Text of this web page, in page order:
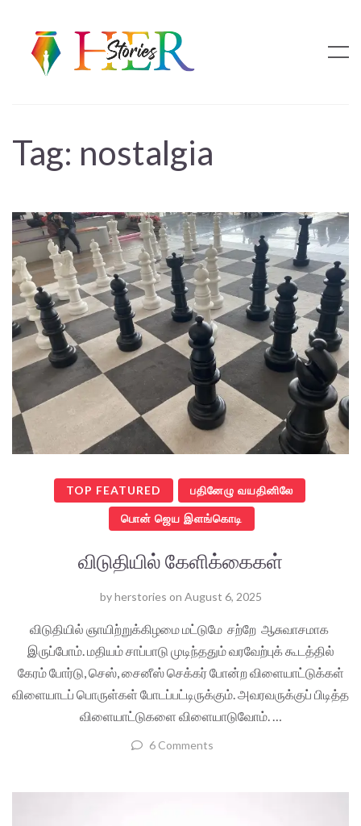
Tag: nostalgia
TOP FEATURED பதினேழு வயதினிலே
பொன் ஜெய இளங்கொடி
விடுதியில் கேளிக்கைகள்
byherstories on August 6, 2025
விடுதியில் ஞாயிற்றுக்கிழமை மட்டுமே சற்றே ஆசுவாசமாக
இருப்போம். மதியம் சாப்பாடு முடிந்ததும் வரவேற்புக் கூடத்தில்
கேரம் போர்டு, செஸ், சைனீஸ் செக்கர் போன்ற விளையாட்டுக்கள்
விளையாடப் பொருள்கள் போடப்பட்டிருக்கும். அவரவருக்குப் பிடித்த
விளையாட்டுகளை விளையாடுவோம். …
6 Comments